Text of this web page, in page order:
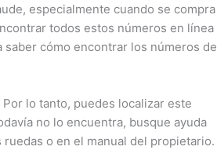
especialmente cuando se compra
todos estos números en línea
cómo encontrar los números de
lo tanto, puedes localizar este
no lo encuentra, busque ayuda
o en el manual del propietario.